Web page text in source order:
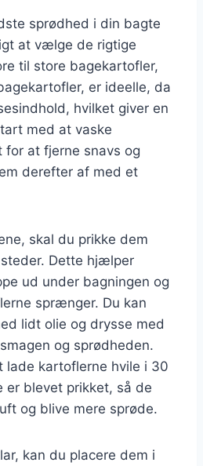
sprødhed i din bagte
at vælge de rigtige
til store bagekartofler,
er ideelle, da
hvilket giver en
med at vaske
at fjerne snavs og
derefter af med et
skal du prikke dem
Dette hjælper
ud under bagningen og
sprænger. Du kan
lidt olie og drysse med
og sprødheden.
lade kartoflerne hvile i 30
er blevet prikket, så de
og blive mere sprøde.
kan du placere dem i